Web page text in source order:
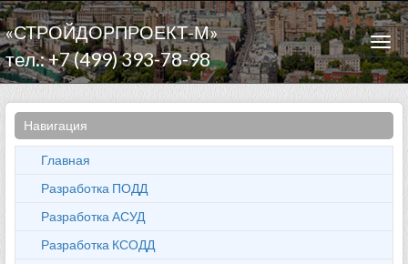
«СТРОЙДОРПРОЕКТ-М»
тел.: +7 (499) 393-78-98
Навигация
Главная
Разработка ПОДД
Разработка АСУД
Разработка КСОДД